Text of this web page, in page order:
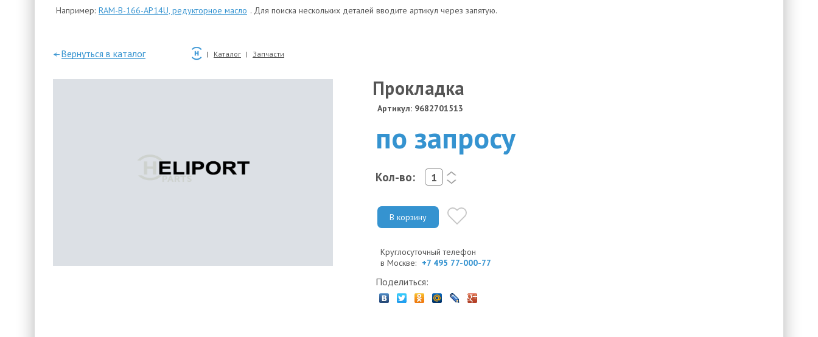
Например: RAM-B-166-AP14U, редукторное масло . Для поиска нескольких деталей вводите артикул через запятую.
—Вернуться в каталог Каталог Запчасти
Прокладка
Артикул: 9682701513
по запросу
Кол-во:
<
>
В корзину
Круглосуточный телефон
в Москве: +7 495 77-000-77
Поделиться: